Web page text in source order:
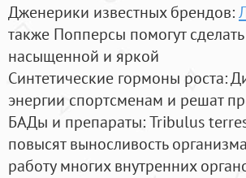
Дженерики известных брендов:
также Попперсы помогут
насыщенной и яркой
Синтетические гормоны роста:
энергии спортсменам и решат
БАДы и препараты:Tribulus
повысят выносливость
работу многих внутренних